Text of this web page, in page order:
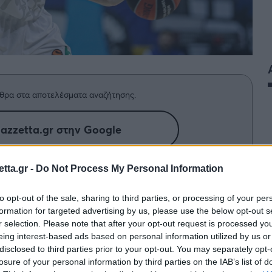
- Do Not Process My Personal Information
opt-out of the sale, sharing to third parties, or processing of your
for targeted advertising by us, please use the below opt-out
selection. Please note that after your opt-out request is processed
interest-based ads based on personal information utilized by us
to third parties prior to your opt-out. You may separately
of your personal information by third parties on the IAB’s list of
στα αποτελέσματα αναζήτησης.
στην Google
μετά την ήττα του Παναθηναϊκού
την Φενέρμπαχτσε.
Φενέρμπαχτσεκλήθηκε να σχολιάσει ο
μίλησε στην κάμερα της NOVA για τις